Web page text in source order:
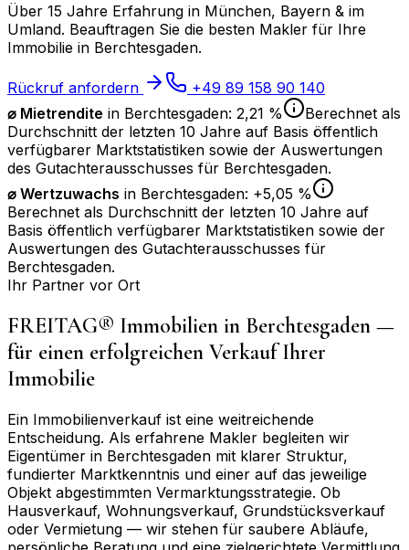
Über 15 Jahre Erfahrung in München, Bayern & im
Umland. Beauftragen Sie die besten Makler für Ihre
Immobilie in Berchtesgaden.
Rückruf anfordern
+49 89 158 90 140
⌀ Mietrendite in Berchtesgaden: 2,21 %
Berechnet als
Durchschnitt der letzten 10 Jahre auf Basis öffentlich
verfügbarer Marktstatistiken sowie der Auswertungen
des Gutachterausschusses für Berchtesgaden.
⌀ Wertzuwachs in Berchtesgaden: +5,05 %
Berechnet als Durchschnitt der letzten 10 Jahre auf
Basis öffentlich verfügbarer Marktstatistiken sowie der
Auswertungen des Gutachterausschusses für
Berchtesgaden.
Ihr Partner vor Ort
FREITAG® Immobilien in Berchtesgaden —
für einen erfolgreichen Verkauf Ihrer
Immobilie
Ein Immobilienverkauf ist eine weitreichende
Entscheidung. Als erfahrene Makler begleiten wir
Eigentümer in Berchtesgaden mit klarer Struktur,
fundierter Marktkenntnis und einer auf das jeweilige
Objekt abgestimmten Vermarktungsstrategie. Ob
Hausverkauf, Wohnungsverkauf, Grundstücksverkauf
oder Vermietung — wir stehen für saubere Abläufe,